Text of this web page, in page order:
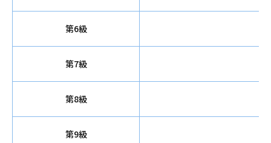
第6級
第7級
第8級
第9級